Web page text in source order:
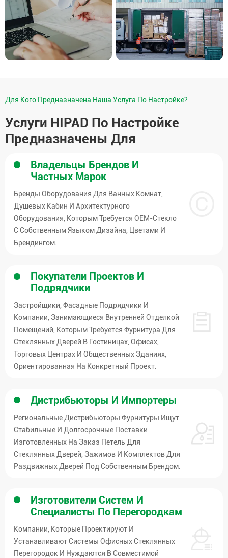
Для Кого Предназначена Наша Услуга По Настройке?
Услуги HIPAD По Настройке
Предназначены Для
Владельцы Брендов И
Частных Марок
Бренды Оборудования Для Ванных Комнат,
Душевых Кабин И Архитектурного
Оборудования, Которым Требуется OEM-Стекло
С Собственным Языком Дизайна, Цветами И
Брендингом.
Покупатели Проектов И
Подрядчики
Застройщики, Фасадные Подрядчики И
Компании, Занимающиеся Внутренней Отделкой
Помещений, Которым Требуется Фурнитура Для
Стеклянных Дверей В Гостиницах, Офисах,
Торговых Центрах И Общественных Зданиях,
Ориентированная На Конкретный Проект.
Дистрибьюторы И Импортеры
Региональные Дистрибьюторы Фурнитуры Ищут
Стабильные И Долгосрочные Поставки
Изготовленных На Заказ Петель Для
Стеклянных Дверей, Зажимов И Комплектов Для
Раздвижных Дверей Под Собственным Брендом.
Изготовители Систем И
Специалисты По Перегородкам
Компании, Которые Проектируют И
Устанавливают Системы Офисных Стеклянных
Перегородок И Нуждаются В Совместимой